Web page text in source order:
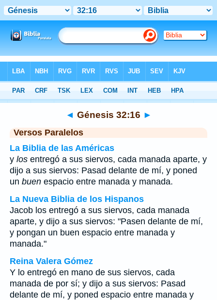
>Génesis Capítulo 32 > Verso 16
◄ Génesis 32:16 ►
Versos Paralelos
La Biblia de las Américas
y los entregó a sus siervos, cada manada aparte, y
dijo a sus siervos: Pasad delante de mí, y poned
un buen espacio entre manada y manada.
La Nueva Biblia de los Hispanos
Jacob los entregó a sus siervos, cada manada
aparte, y dijo a sus siervos: "Pasen delante de mí,
y pongan un buen espacio entre manada y
manada."
Reina Valera Gómez
Y lo entregó en mano de sus siervos, cada
manada de por sí; y dijo a sus siervos: Pasad
delante de mí, y poned espacio entre manada y